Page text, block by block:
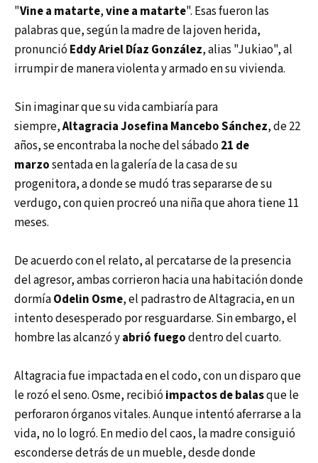
"Vine a matarte,vine a matarte". Esas fueron las
palabras que, según la madre de la joven herida,
pronuncióEddy Ariel Díaz González, alias "Jukiao", al
irrumpir de manera violenta y armado en su vivienda.
Sin imaginar que su vida cambiaría para
siempre,Altagracia Josefina Mancebo Sánchez, de 22
años, se encontraba la noche del sábado21 de
marzosentada en la galería de la casa de su
progenitora, a donde se mudó tras separarse de su
verdugo, con quien procreó una niña que ahora tiene 11
meses.
De acuerdo con el relato, al percatarse de la presencia
del agresor, ambas corrieron hacia una habitación donde
dormíaOdelin Osme, el padrastro de Altagracia, en un
intento desesperado por resguardarse. Sin embargo, el
hombre las alcanzó yabrió fuegodentro del cuarto.
Altagracia fue impactada en el codo, con un disparo que
le rozó el seno. Osme, recibióimpactos de balasque le
perforaron órganos vitales. Aunque intentó aferrarse a la
vida, no lo logró. En medio del caos, la madre consiguió
esconderse detrás de un mueble, desde donde